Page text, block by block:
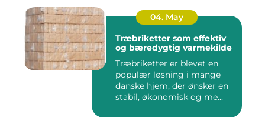
04. May
Træbriketter som effektiv
og bæredygtig varmekilde
Træbriketter er blevet en
populær løsning i mange
danske hjem, der ønsker en
stabil, økonomisk og me...